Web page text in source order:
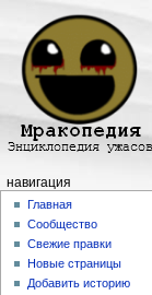
навигация
Главная
Сообщество
Свежие правки
Новые страницы
Добавить историю